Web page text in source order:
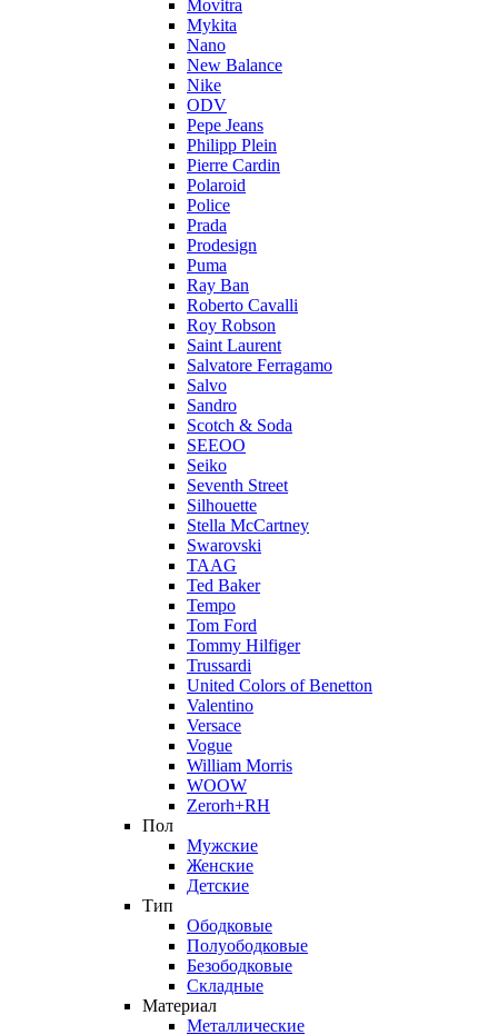
Movitra
Mykita
Nano
New Balance
Nike
ODV
Pepe Jeans
Philipp Plein
Pierre Cardin
Polaroid
Police
Prada
Prodesign
Puma
Ray Ban
Roberto Cavalli
Roy Robson
Saint Laurent
Salvatore Ferragamo
Salvo
Sandro
Scotch & Soda
SEEOO
Seiko
Seventh Street
Silhouette
Stella McCartney
Swarovski
TAAG
Ted Baker
Tempo
Tom Ford
Tommy Hilfiger
Trussardi
United Colors of Benetton
Valentino
Versace
Vogue
William Morris
WOOW
Zerorh+RH
Пол
Мужские
Женские
Детские
Тип
Ободковые
Полуободковые
Безободковые
Складные
Материал
Металлические